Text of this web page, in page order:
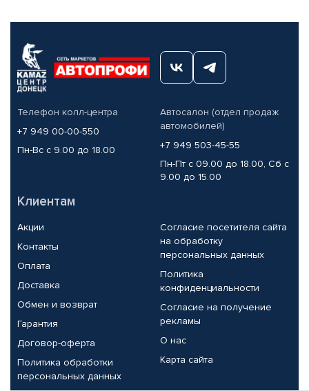
Телефон колл-центра
+7 949 00-00-550
Пн-Вс с 9.00 до 18.00
Автосалон (отдел продаж
автомобилей)
+7 949 503-45-55
Пн-Пт с 09.00 до 18.00, Сб с
9.00 до 15.00
Клиентам
Акции
Контакты
Оплата
Доставка
Обмен и возврат
Гарантия
Договор-оферта
Политика обработки
персональных данных
Согласие посетителя сайта
на обработку
персональных данных
Политика
конфиденциальности
Согласие на получение
рекламы
О нас
Карта сайта